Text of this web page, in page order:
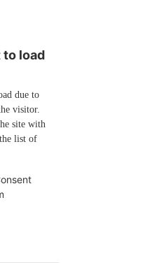
to load
due to
visitor.
site with
list of